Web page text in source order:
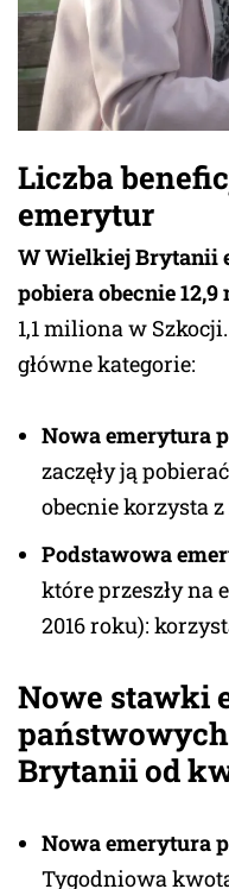
Liczba
emerytur
W Wielkiej Brytanii
pobiera obecnie
1,1 miliona w
główne kategorie:
Nowa emerytura
zaczęły ją
obecnie korzysta
Podstawowa
które przeszły na
2016 roku):
Nowe stawki
Brytanii od
Nowa emerytura
Tygodniowa